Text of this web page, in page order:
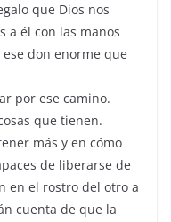
que Dios nos
a él con las manos
ese don enorme que
por ese camino.
que tienen.
más y en cómo
de liberarse de
en el rostro del otro a
cuenta de que la